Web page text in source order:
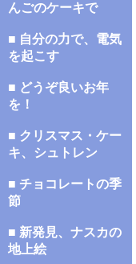
んごのケーキで
■ 自分の力で、電気
を起こす
■ どうぞ良いお年
を！
■ クリスマス・ケー
キ、シュトレン
■ チョコレートの季
節
■ 新発見、ナスカの
地上絵